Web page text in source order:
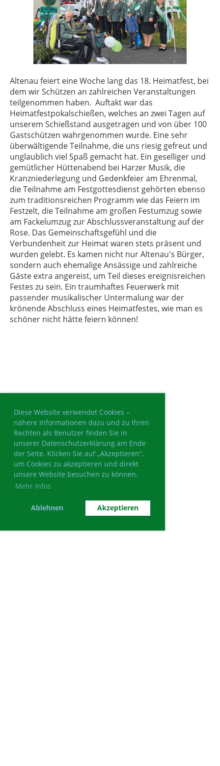
Diese Website verwendet Cookies –
nähere Informationen dazu und zu Ihren
Rechten als Benutzer finden Sie in
unserer Datenschutzerklärung am Ende
der Seite. Klicken Sie auf „Akzeptieren“,
um Cookies zu akzeptieren und direkt
unsere Website besuchen zu können.
Mehr Infos
Ablehnen Akzeptieren
Altenau feiert eine Woche lang das 18. Heimatfest, bei
dem wir Schützen an zahlreichen Veranstaltungen
teilgenommen haben. Auftakt war das
Heimatfestpokalschießen, welches an zwei Tagen auf
unserem Schießstand ausgetragen und von über 100
Gastschützen wahrgenommen wurde. Eine sehr
überwältigende Teilnahme, die uns riesig gefreut und
unglaublich viel Spaß gemacht hat. Ein geselliger und
gemütlicher Hüttenabend bei Harzer Musik, die
Kranzniederlegung und Gedenkfeier am Ehrenmal,
die Teilnahme am Festgottesdienst gehörten ebenso
zum traditionsreichen Programm wie das Feiern im
Festzelt, die Teilnahme am großen Festumzug sowie
am Fackelumzug zur Abschlussveranstaltung auf der
Rose. Das Gemeinschaftsgefühl und die
Verbundenheit zur Heimat waren stets präsent und
wurden gelebt. Es kamen nicht nur Altenau's Bürger,
sondern auch ehemalige Ansässige und zahlreiche
Gäste extra angereist, um Teil dieses ereignisreichen
Festes zu sein. Ein traumhaftes Feuerwerk mit
passender musikalischer Untermalung war der
krönende Abschluss eines Heimatfestes, wie man es
schöner nicht hätte feiern können!